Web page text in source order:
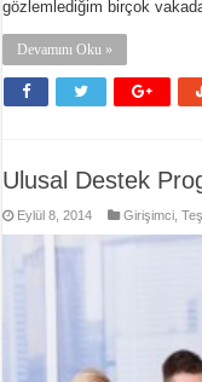
gözlemlediğim birçok
Devamını Oku »
Ulusal Destek
Eylül 8, 2014 Girişimci ,